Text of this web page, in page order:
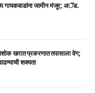
जामीन मंजूर; अॅड.
खरात प्रकरणात तपासाला वेग;
शक्यता